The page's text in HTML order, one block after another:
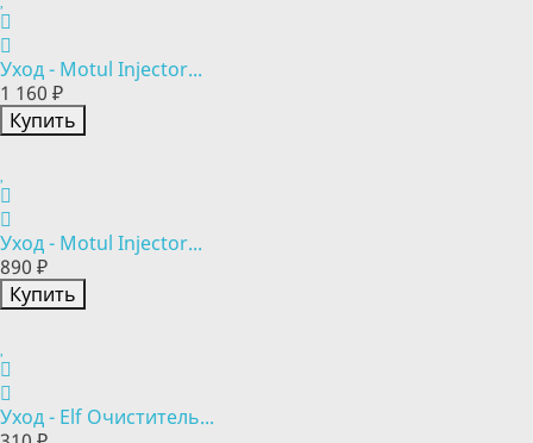
Уход - Motul Injector...
1 160 ₽
Купить
Уход - Motul Injector...
890 ₽
Купить
Уход - Elf Очиститель...